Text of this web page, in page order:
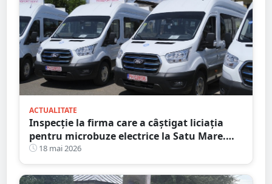
ACTUALITATE
Inspecție la firma care a câștigat liciația
pentru microbuze electrice la Satu Mare.
Consiliul Concurenței a intrat pe fir
18 mai 2026